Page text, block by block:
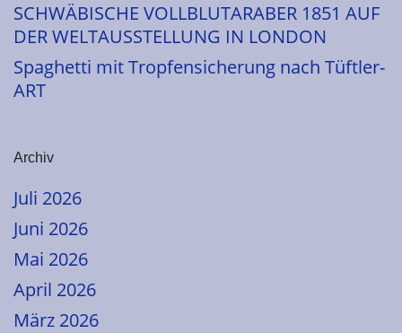
SCHWÄBISCHE VOLLBLUTARABER 1851 AUF
DER WELTAUSSTELLUNG IN LONDON
Spaghetti mit Tropfensicherung nach Tüftler-
ART
Archiv
Juli 2026
Juni 2026
Mai 2026
April 2026
März 2026